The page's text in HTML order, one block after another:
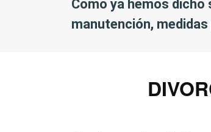
Como ya hemos
manutención,